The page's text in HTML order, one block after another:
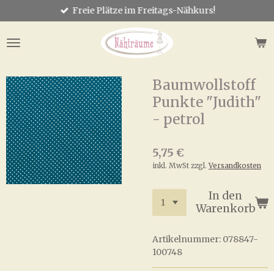
Hauptinhalt
springen
Freie Plätze im Freitags-Nähkurs!
Baumwollstoff
Punkte "Judith"
- petrol
5,75 €
inkl. MwSt zzgl.Versandkosten
In den
Warenkorb
Artikelnummer: 078847-
100748